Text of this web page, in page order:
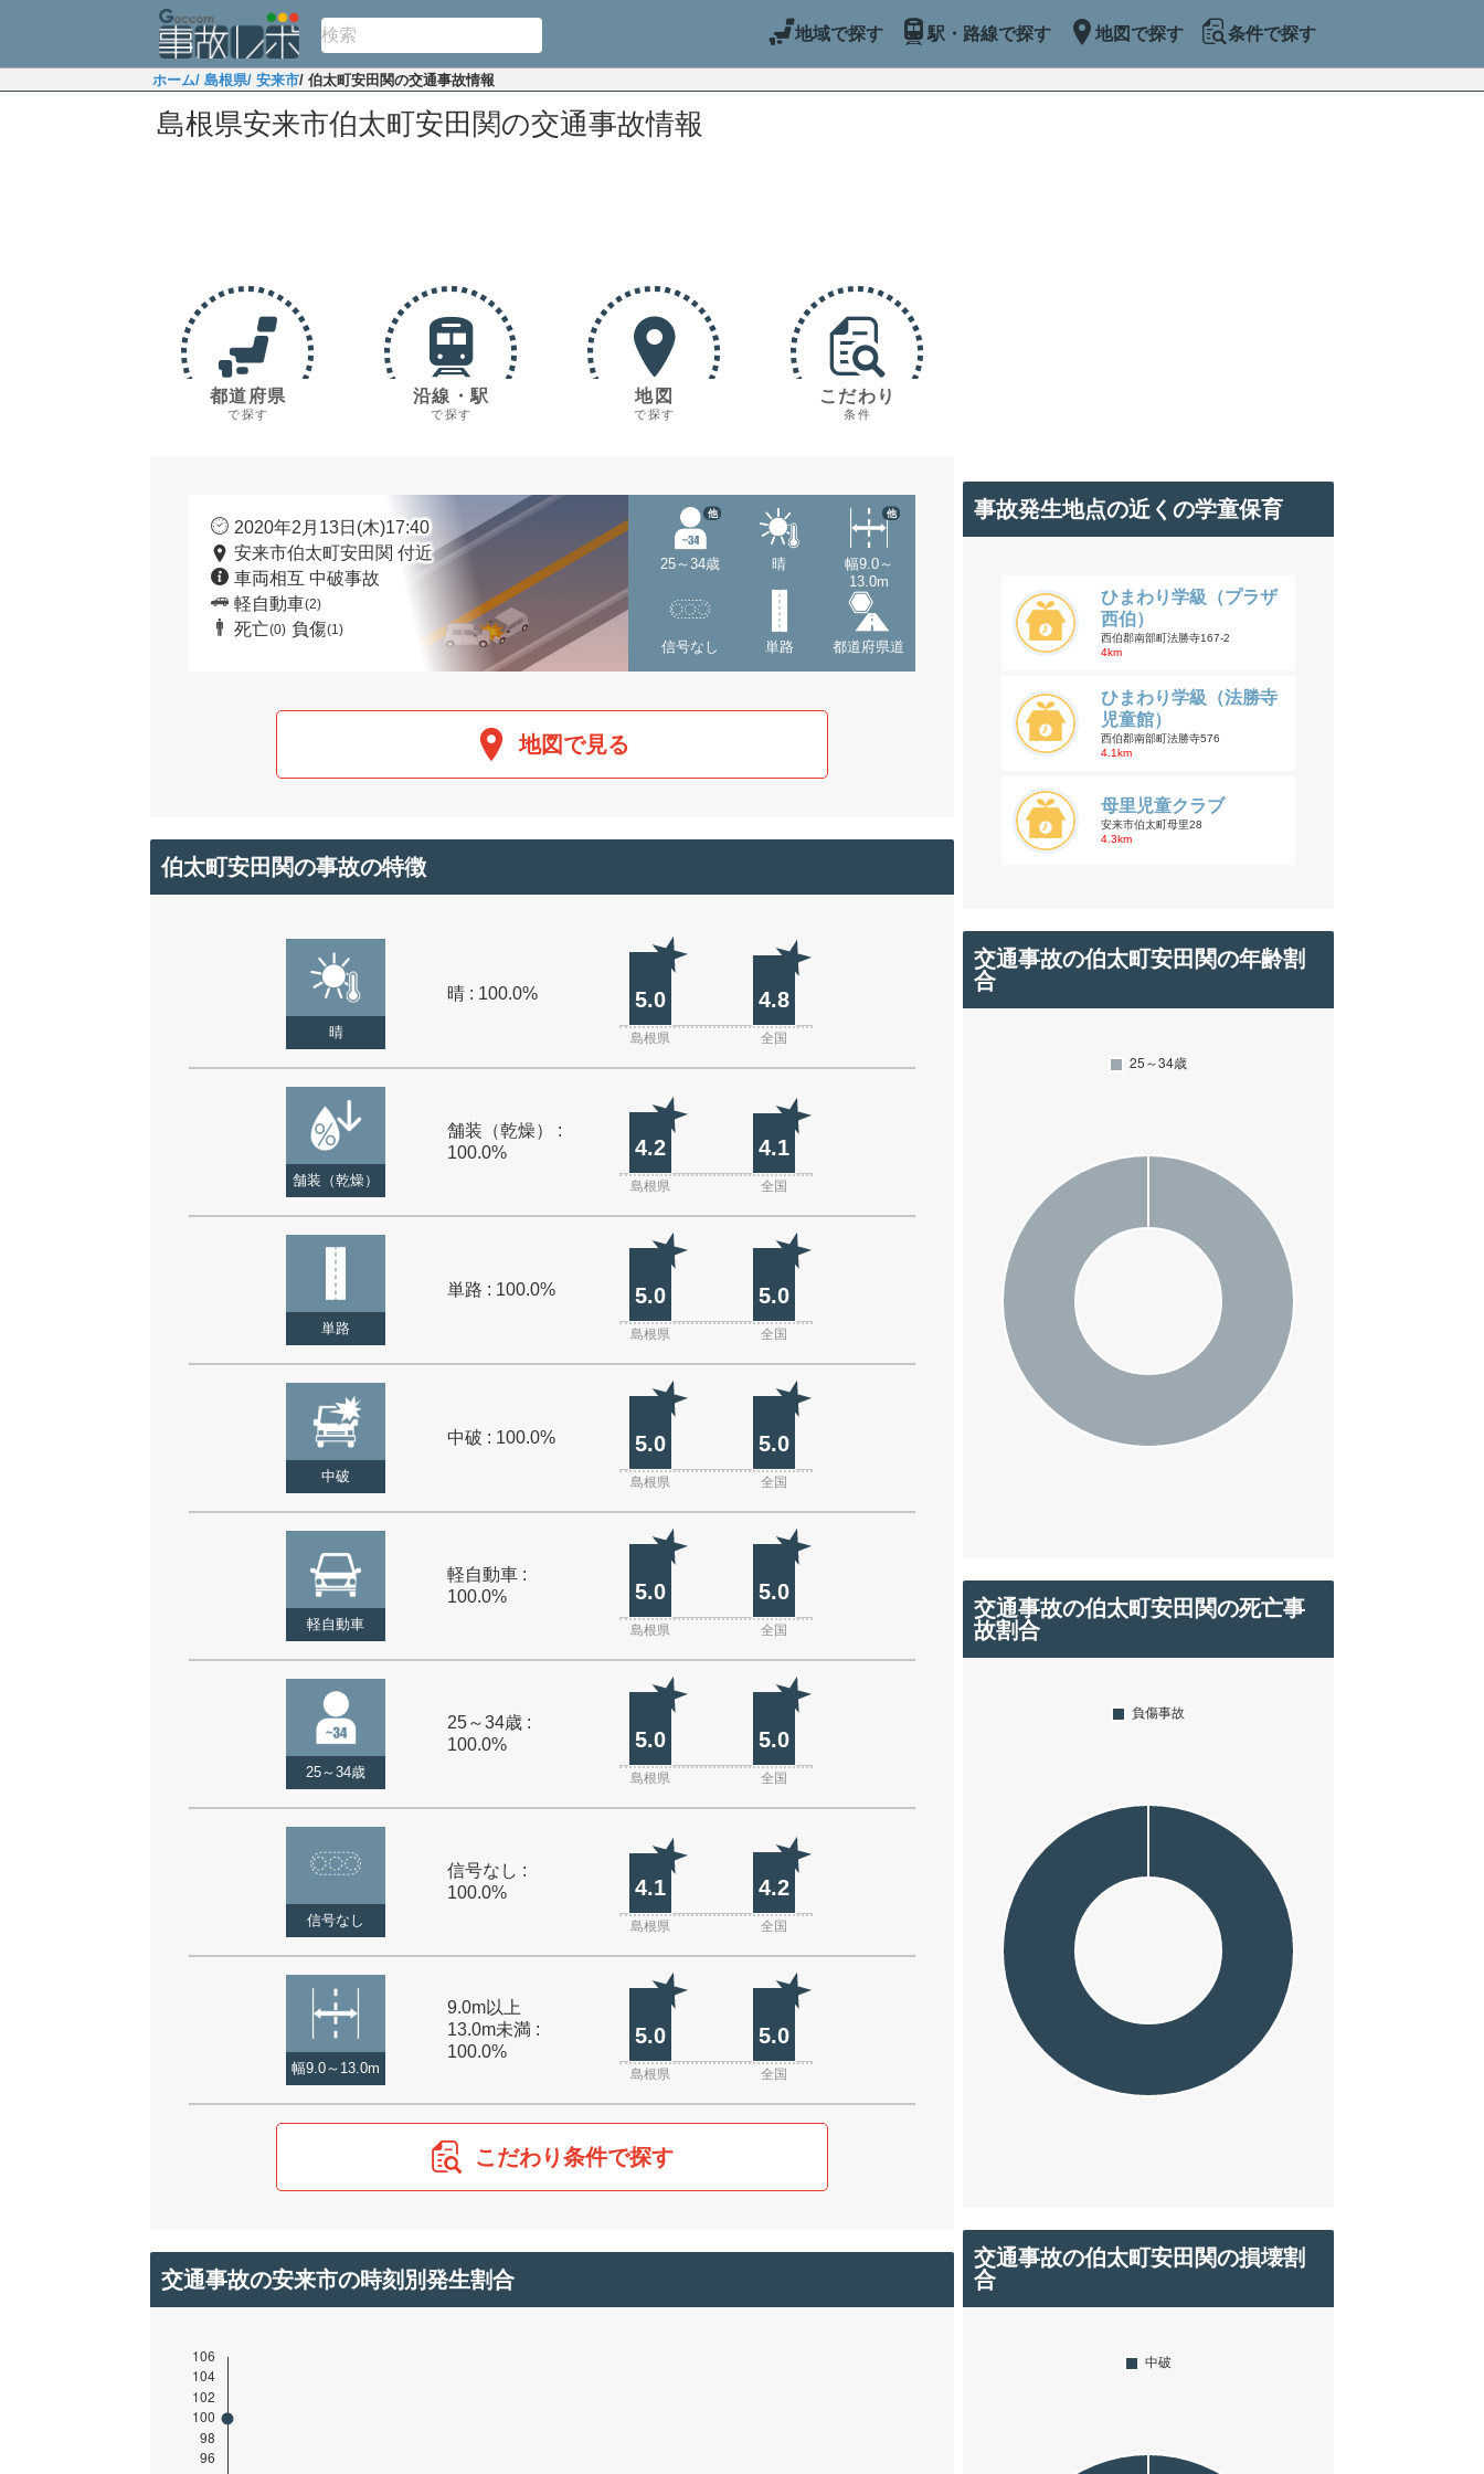
地域で探す 駅・路線で探す 地図で探す 条件で探す
ホーム/ 島根県/ 安来市/ 伯太町安田関の交通事故情報
島根県安来市伯太町安田関の交通事故情報
都道府県
で探す
沿線・駅
で探す
地図
で探す
こだわり
条件
2020年2月13日(木)17:40
安来市伯太町安田関 付近
車両相互 中破事故
軽自動車(2)
死亡(0) 負傷(1)
25～34歳
他
晴
幅9.0～
13.0m
他
信号なし 単路 都道府県道
地図で見る
伯太町安田関の事故の特徴
晴
晴 : 100.0% 5.0 4.8
島根県 全国
舗装（乾燥）
舗装（乾燥） :
100.0%
4.2 4.1
島根県 全国
単路
単路 : 100.0% 5.0 5.0
島根県 全国
中破
中破 : 100.0% 5.0 5.0
島根県 全国
軽自動車
軽自動車 :
100.0%
5.0 5.0
島根県 全国
25～34歳
25～34歳 :
100.0%
5.0 5.0
島根県 全国
信号なし
信号なし :
100.0%
4.1 4.2
島根県 全国
幅9.0～13.0m
9.0m以上
13.0m未満 :
100.0%
5.0 5.0
島根県 全国
こだわり条件で探す
交通事故の安来市の時刻別発生割合
事故発生地点の近くの学童保育
ひまわり学級（プラザ
西伯）
西伯郡南部町法勝寺167-2
4km
ひまわり学級（法勝寺
児童館）
西伯郡南部町法勝寺576
4.1km
母里児童クラブ
安来市伯太町母里28
4.3km
交通事故の伯太町安田関の年齢割
合
交通事故の伯太町安田関の死亡事
故割合
交通事故の伯太町安田関の損壊割
合